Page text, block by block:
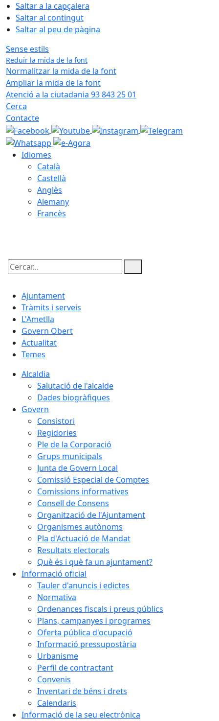
Saltar a la capçalera
Saltar al contingut
Saltar al peu de pàgina
Sense estils
Reduir la mida de la font
Normalitzar la mida de la font
Ampliar la mida de la font
Atenció a la ciutadania 93 843 25 01
Cerca
Contacte
Idiomes
Català
Castellà
Anglès
Alemany
Francès
Cercar:
Ajuntament
Tràmits i serveis
L'Ametlla
Govern Obert
Actualitat
Temes
Alcaldia
Salutació de l'alcalde
Dades biogràfiques
Govern
Consistori
Regidories
Ple de la Corporació
Grups municipals
Junta de Govern Local
Comissió Especial de Comptes
Comissions informatives
Consell de Consens
Organització de l'Ajuntament
Organismes autònoms
Pla d'Actuació de Mandat
Resultats electorals
Què és i què fa un ajuntament?
Informació oficial
Tauler d'anuncis i edictes
Normativa
Ordenances fiscals i preus públics
Plans, campanyes i programes
Oferta pública d'ocupació
Informació pressupostària
Urbanisme
Perfil de contractant
Convenis
Inventari de béns i drets
Calendaris
Informació de la seu electrònica